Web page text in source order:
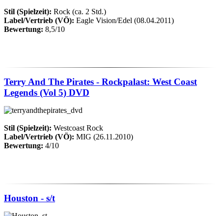
Stil (Spielzeit): Rock (ca. 2 Std.)
Label/Vertrieb (VÖ): Eagle Vision/Edel (08.04.2011)
Bewertung: 8,5/10
Terry And The Pirates - Rockpalast: West Coast
Legends (Vol 5) DVD
Stil (Spielzeit): Westcoast Rock
Label/Vertrieb (VÖ): MIG (26.11.2010)
Bewertung: 4/10
Houston - s/t